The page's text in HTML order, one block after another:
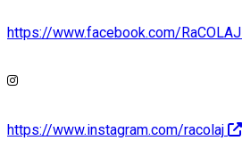
https://www.facebook.com/RaCOLAJ
https://www.instagram.com/racolaj